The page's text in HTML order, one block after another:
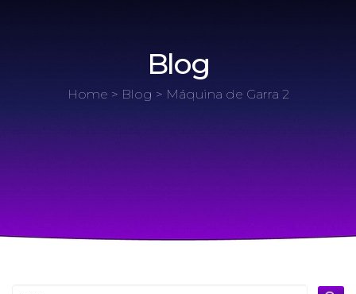
Blog
Home > Blog > Máquina de Garra 2